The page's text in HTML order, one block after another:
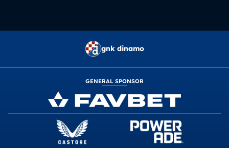
gnk dinamo
GENERAL SPONSOR